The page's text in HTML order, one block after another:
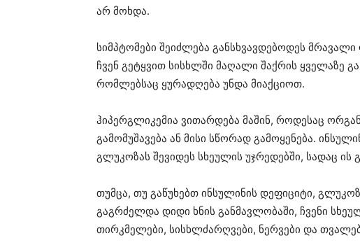
არ მოხდა.
სიმპტომები შეიძლება განსხვავდებოდეს
ჩვენ გეტყვით სისხლში მაღალი შაქრის ყველაზე
რომლებსაც ყურადღება უნდა მიაქციოთ.
ჰიპერგლიკემია ვითარდება მაშინ, როდესაც
გამომუშავება ან მისი სწორად გამოყენება.
გლუკოზას შევიდეს სხეულის უჯრედებში, სადაც ის
თუმცა, თუ გაწუხებთ ინსულინის დეფიციტი,
გაგრძელდა დიდი ხნის განმავლობაში, ჩვენი
თირკმელები, სისხლძარღვები, ნერვები და